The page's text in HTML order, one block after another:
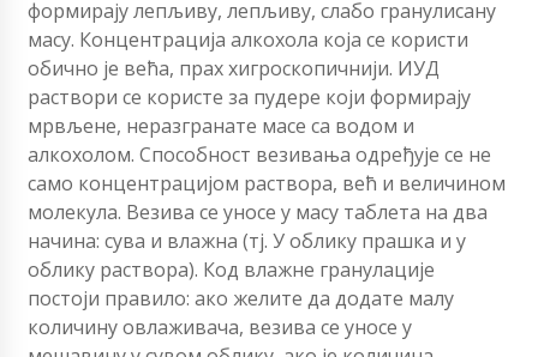
формирају лепљиву, лепљиву, слабо гранулисану
масу. Концентрација алкохола која се користи
обично је већа, прах хигроскопичнији. ИУД
раствори се користе за пудере који формирају
мрвљене, неразгранате масе са водом и
алкохолом. Способност везивања одређује се не
само концентрацијом раствора, већ и величином
молекула. Везива се уносе у масу таблета на два
начина: сува и влажна (тј. У облику прашка и у
облику раствора). Код влажне гранулације
постоји правило: ако желите да додате малу
количину овлаживача, везива се уносе у